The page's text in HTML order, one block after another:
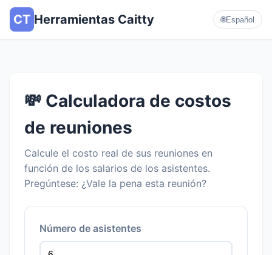
CT Herramientas Caitty 🌐Español
💸 Calculadora de costos
de reuniones
Calcule el costo real de sus reuniones en
función de los salarios de los asistentes.
Pregúntese: ¿Vale la pena esta reunión?
Número de asistentes